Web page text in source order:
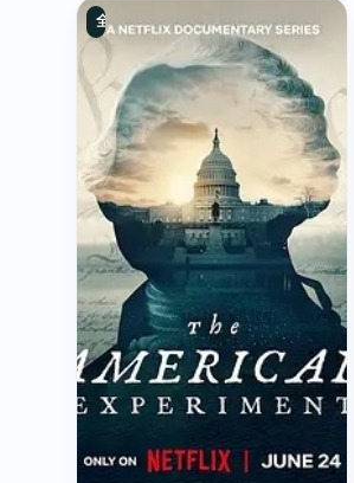
魔方小姐预告片
中国大陆 / 中国香港 · 7.3 分
全5集